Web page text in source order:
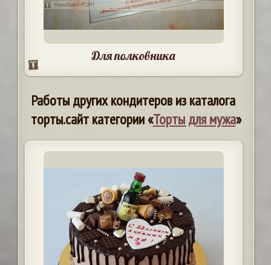
Для полковника
Работы других кондитеров из каталога
торты.сайт категории «Торты для мужа»